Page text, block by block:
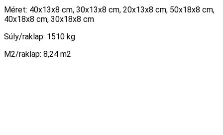
Méret: 40x13x8 cm, 30x13x8 cm, 20x13x8 cm, 50x18x8 cm,
40x18x8 cm, 30x18x8 cm
Súly/raklap: 1510 kg
M2/raklap: 8,24 m2